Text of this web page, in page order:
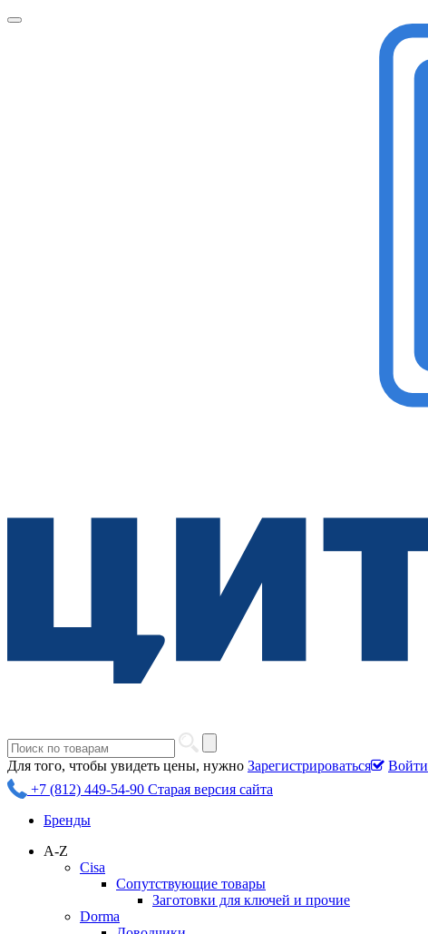
Для того, чтобы увидеть цены, нужно Зарегистрироваться
Войти
+7 (812) 449-54-90 Старая версия сайта
Бренды
A-Z
Cisa
Сопутствующие товары
Заготовки для ключей и прочие
Dorma